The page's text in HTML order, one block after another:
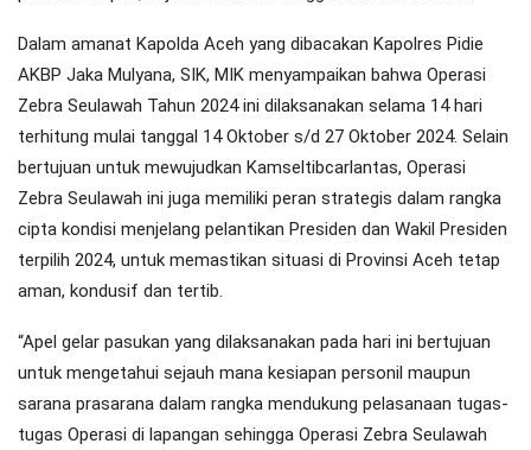
Dalam amanat Kapolda Aceh yang dibacakan Kapolres Pidie
AKBP Jaka Mulyana, SIK, MIK menyampaikan bahwa Operasi
Zebra Seulawah Tahun 2024 ini dilaksanakan selama 14 hari
terhitung mulai tanggal 14 Oktober s/d 27 Oktober 2024. Selain
bertujuan untuk mewujudkan Kamseltibcarlantas, Operasi
Zebra Seulawah ini juga memiliki peran strategis dalam rangka
cipta kondisi menjelang pelantikan Presiden dan Wakil Presiden
terpilih 2024, untuk memastikan situasi di Provinsi Aceh tetap
aman, kondusif dan tertib.
“Apel gelar pasukan yang dilaksanakan pada hari ini bertujuan
untuk mengetahui sejauh mana kesiapan personil maupun
sarana prasarana dalam rangka mendukung pelasanaan tugas-
tugas Operasi di lapangan sehingga Operasi Zebra Seulawah